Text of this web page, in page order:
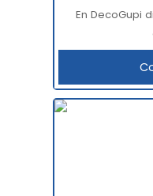
En DecoGupi